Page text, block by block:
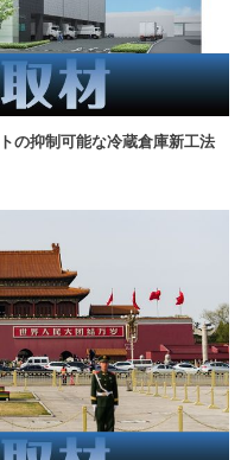
の抑制可能な冷蔵倉庫新工法